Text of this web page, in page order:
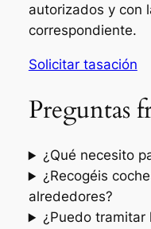
autorizados y con
correspondiente.
Solicitar tasación
Preguntas
¿Qué necesito
¿Recogéis
alrededores?
¿Puedo tramitar